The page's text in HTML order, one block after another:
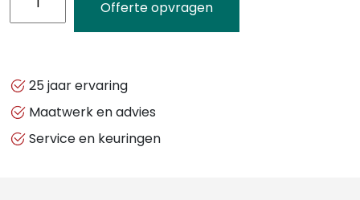
Offerte opvragen
25 jaar ervaring
Maatwerk en advies
Service en keuringen